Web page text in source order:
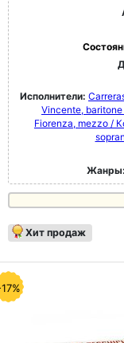
Исполнители:
Vincente,
Fiorenza, mezzo /
Жанры:
Хит продаж